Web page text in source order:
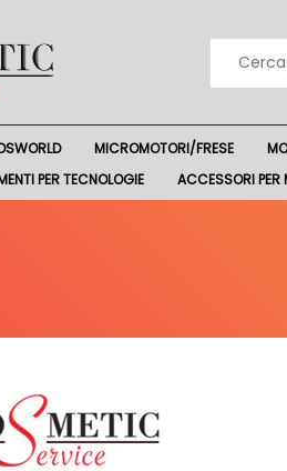
MICROMOTORI/FRESE
PER TECNOLOGIE
ACCESSORI PER